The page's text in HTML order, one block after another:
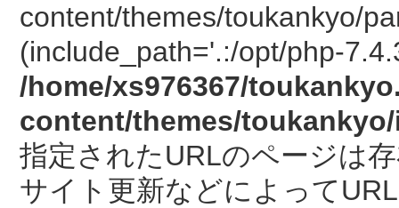
content/themes/toukankyo/
(include_path='.:/opt/php-
/home/xs976367/
content/themes/
指定されたURLのページは
サイト更新などによって